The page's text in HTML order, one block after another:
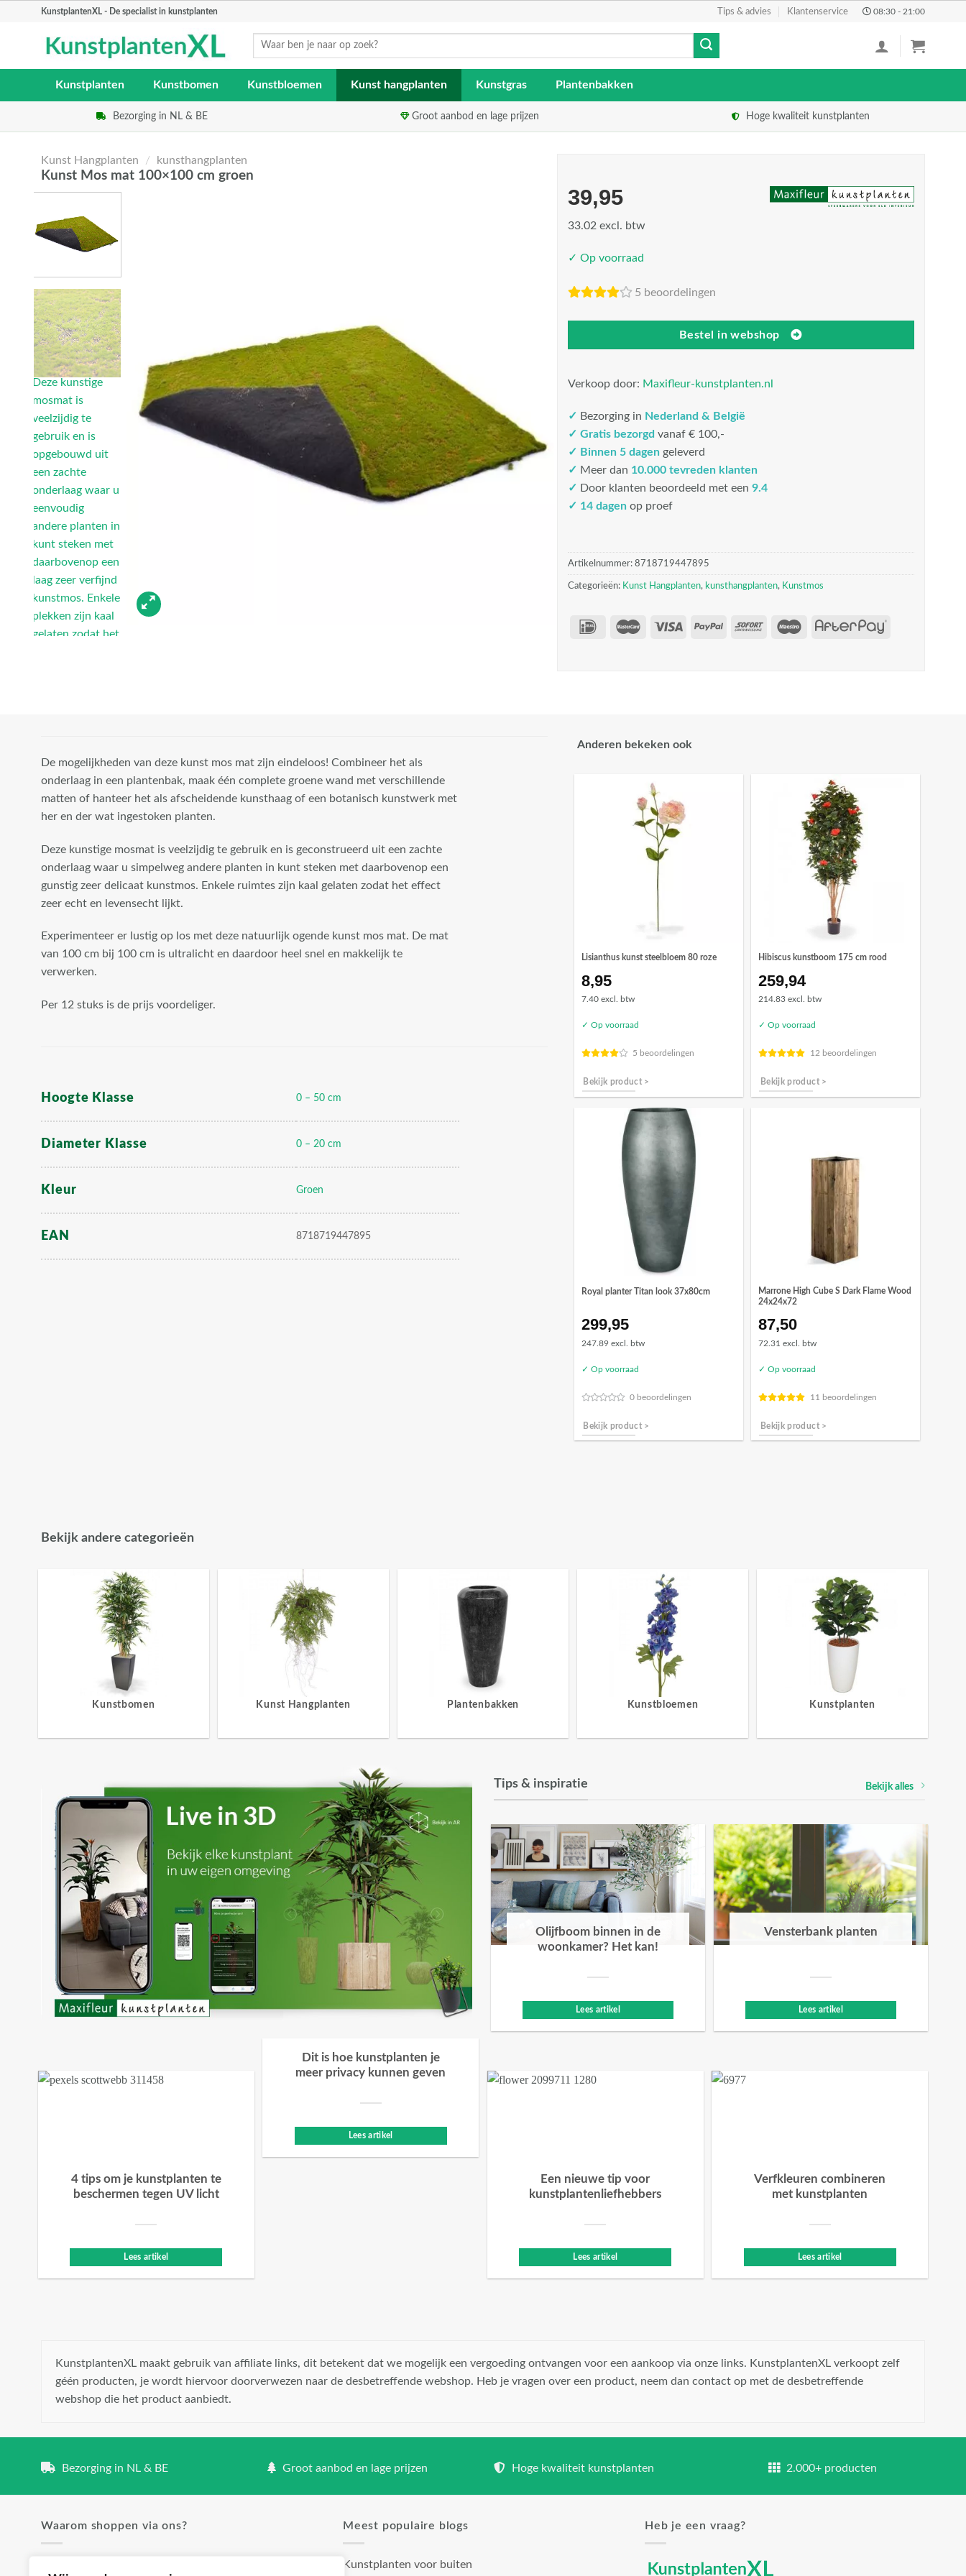
KunstplantenXL - De specialist in kunstplanten Tips & advies Klantenservice 08:30 - 21:00
Zoeken
Kunstplanten Kunstbomen Kunstbloemen Kunst hangplanten Kunstgras Plantenbakken
Bezorging in NL & BE Groot aanbod en lage prijzen Hoge kwaliteit kunstplanten
Kunst Hangplanten / kunsthangplanten
Kunst Mos mat 100×100 cm groen
Deze kunstige
mosmat is
veelzijdig te
gebruik en is
opgebouwd uit
een zachte
onderlaag waar u
eenvoudig
andere planten in
kunt steken met
daarbovenop een
laag zeer verfijnd
kunstmos. Enkele
plekken zijn kaal
gelaten zodat het
lustig op los met
deze natuurlijk
ogende kunst
mos mat. De mat
100 cm is
ultralicht en
daardoor heel
snel en makkelijk
width="100"
height="100"
class="attachment-
/>
39,95
33.02 excl. btw
✓ Op voorraad
5 beoordelingen
Bestel in webshop
Verkoop door: Maxifleur-kunstplanten.nl
✓ Bezorging in Nederland & België
✓ Gratis bezorgd vanaf € 100,-
✓ Binnen 5 dagengeleverd
✓ Meer dan 10.000 tevreden klanten
✓ Door klanten beoordeeld met een 9.4
✓ 14 dagenop proef
Artikelnummer: 8718719447895
Categorieën: Kunst Hangplanten, kunsthangplanten, Kunstmos
De mogelijkheden van deze kunst mos mat zijn eindeloos! Combineer het als
onderlaag in een plantenbak, maak één complete groene wand met verschillende
matten of hanteer het als afscheidende kunsthaag of een botanisch kunstwerk met
her en der wat ingestoken planten.
Deze kunstige mosmat is veelzijdig te gebruik en is geconstrueerd uit een zachte
onderlaag waar u simpelweg andere planten in kunt steken met daarbovenop een
gunstig zeer delicaat kunstmos. Enkele ruimtes zijn kaal gelaten zodat het effect
zeer echt en levensecht lijkt.
Experimenteer er lustig op los met deze natuurlijk ogende kunst mos mat. De mat
van 100 cm bij 100 cm is ultralicht en daardoor heel snel en makkelijk te
verwerken.
Per 12 stuks is de prijs voordeliger.
Hoogte Klasse 0 – 50 cm
Diameter Klasse 0 – 20 cm
Kleur Groen
EAN 8718719447895
Anderen bekeken ook
Lisianthus kunst steelbloem 80 roze
8,95
7.40 excl. btw
✓ Op voorraad
5 beoordelingen
Bekijk product >
Hibiscus kunstboom 175 cm rood
259,94
214.83 excl. btw
✓ Op voorraad
12 beoordelingen
Bekijk product >
Royal planter Titan look 37x80cm
299,95
247.89 excl. btw
✓ Op voorraad
0 beoordelingen
Bekijk product >
Marrone High Cube S Dark Flame Wood
24x24x72
87,50
72.31 excl. btw
✓ Op voorraad
11 beoordelingen
Bekijk product >
Bekijk andere categorieën
Kunstbomen Kunst Hangplanten Plantenbakken Kunstbloemen Kunstplanten
Tips & inspiratie Bekijk alles
Olijfboom binnen in de
woonkamer? Het kan!
Lees artikel
Vensterbank planten
Lees artikel
4 tips om je kunstplanten te
beschermen tegen UV licht
Lees artikel
Dit is hoe kunstplanten je
meer privacy kunnen geven
Lees artikel
Een nieuwe tip voor
kunstplantenliefhebbers
Lees artikel
Verfkleuren combineren
met kunstplanten
Lees artikel
KunstplantenXL maakt gebruik van affiliate links, dit betekent dat we mogelijk een vergoeding ontvangen voor een aankoop via onze links. KunstplantenXL verkoopt zelf
géén producten, je wordt hiervoor doorverwezen naar de desbetreffende webshop. Heb je vragen over een product, neem dan contact op met de desbetreffende
webshop die het product aanbiedt.
Bezorging in NL & BE Groot aanbod en lage prijzen Hoge kwaliteit kunstplanten 2.000+ producten
Waarom shoppen via ons? Meest populaire blogs
Kunstplanten voor buiten
Heb je een vraag?